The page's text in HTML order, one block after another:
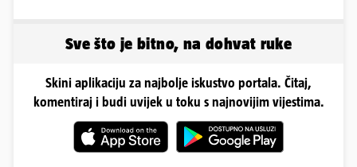
Sve što je bitno, na dohvat ruke
Skini aplikaciju za najbolje iskustvo portala. Čitaj,
komentiraj i budi uvijek u toku s najnovijim vijestima.